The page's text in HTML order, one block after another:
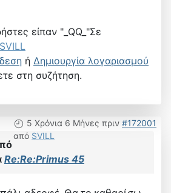
είπαν "_QQ_"Σε
SVILL
ή Δημιουργία λογαριασμού
στη συζήτηση.
5 Χρόνια 6 Μήνες πριν #172001
από SVILL
Re:Re:Primus 45